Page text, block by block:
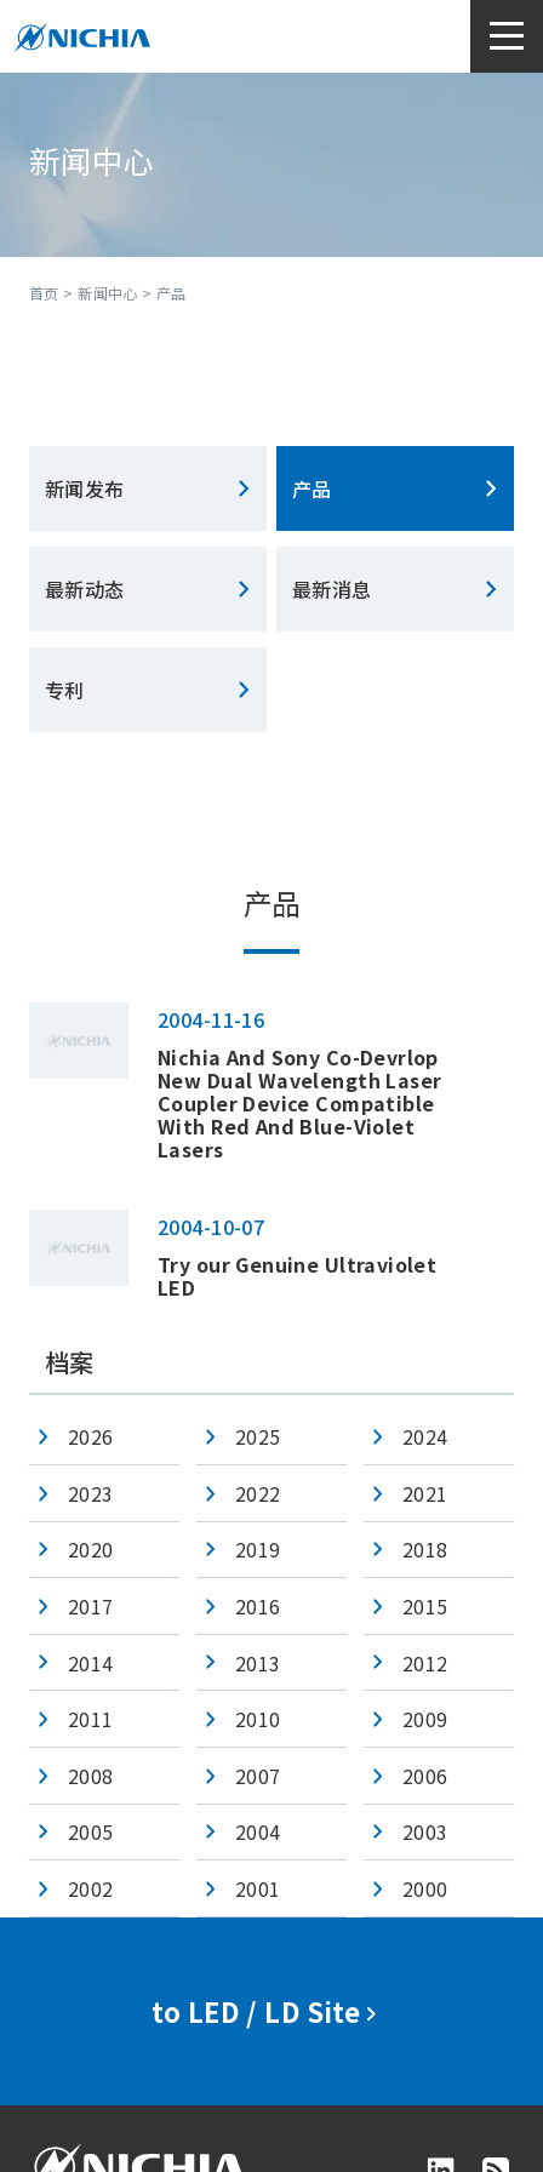
新闻中心
首页 >新闻中心 > 产品
新闻发布 产品
最新动态 最新消息
专利
产品
2004-11-16
Nichia And Sony Co-Devrlop
New Dual Wavelength Laser
Coupler Device Compatible
With Red And Blue-Violet
Lasers
2004-10-07
Try our Genuine Ultraviolet
LED
档案
2026 2025
2024
2023
2022
2021
2020
2019
2018
2017
2016
2015
2014
2013
2012
2011
2010
2009
2008
2007
2006
2005
2004
2003
2002
2001 2000
to LED / LD Site